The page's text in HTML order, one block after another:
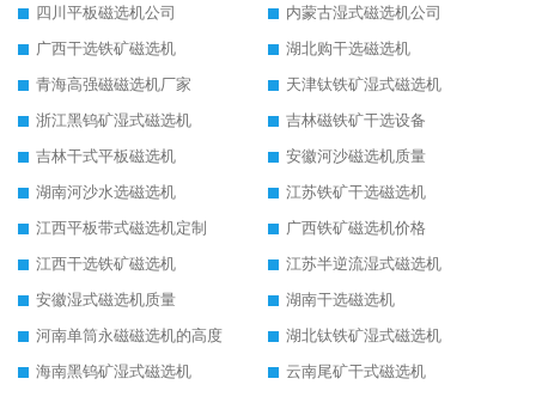
四川平板磁选机公司
内蒙古湿式磁选机公司
广西干选铁矿磁选机
湖北购干选磁选机
青海高强磁磁选机厂家
天津钛铁矿湿式磁选机
浙江黑钨矿湿式磁选机
吉林磁铁矿干选设备
吉林干式平板磁选机
安徽河沙磁选机质量
湖南河沙水选磁选机
江苏铁矿干选磁选机
江西平板带式磁选机定制
广西铁矿磁选机价格
江西干选铁矿磁选机
江苏半逆流湿式磁选机
安徽湿式磁选机质量
湖南干选磁选机
河南单筒永磁磁选机的高度
湖北钛铁矿湿式磁选机
海南黑钨矿湿式磁选机
云南尾矿干式磁选机